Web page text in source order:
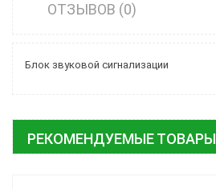
ОТЗЫВОВ (0)
Блок звуковой сигнализации
РЕКОМЕНДУЕМЫЕ ТОВАРЫ